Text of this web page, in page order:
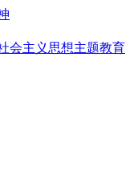
会主义思想主题教育